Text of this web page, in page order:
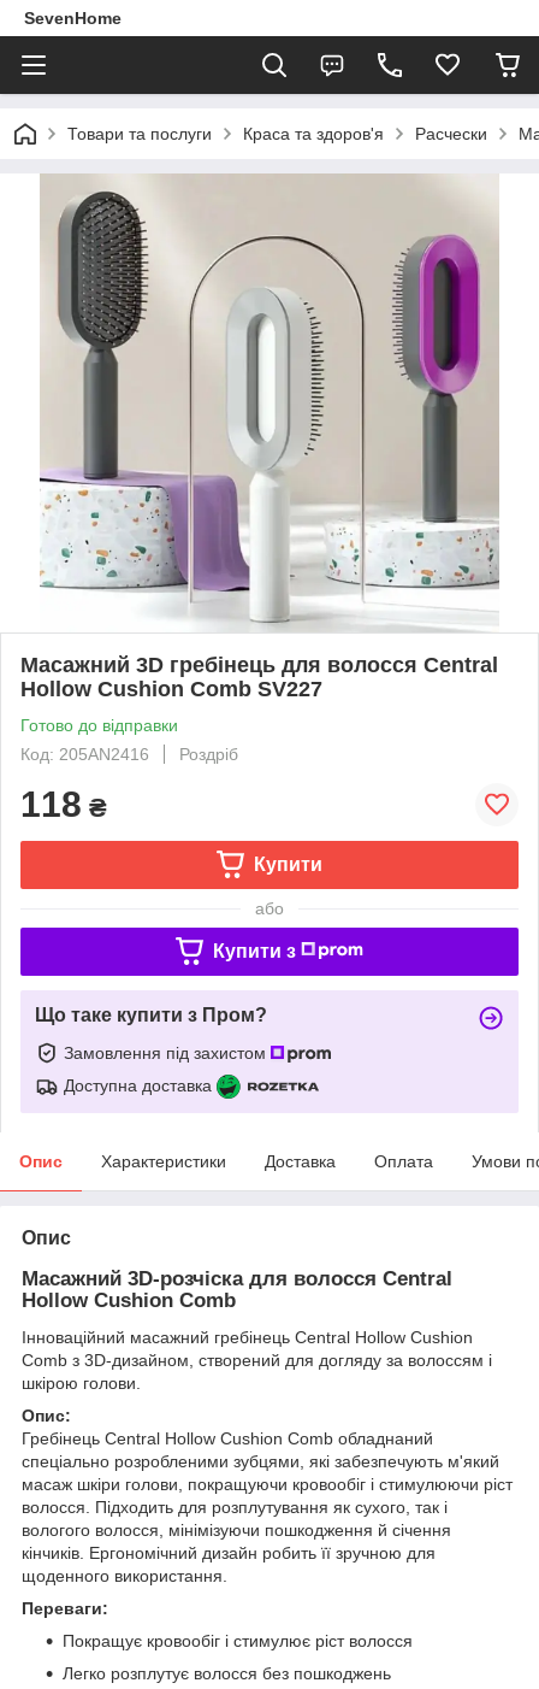
SevenHome
Товари та послуги Краса та здоров'я Расчески
Масажний 3D гребінець для волосся Central
Hollow Cushion Comb SV227
Готово до відправки
Код: 205AN2416
Роздріб
118 ₴
Купити
або
Купити з
Що таке купити з Пром?
Замовлення під захистом
Доступна доставка
Опис Характеристики Доставка Оплата Умови
Опис
Масажний 3D-розчіска для волосся Central
Hollow Cushion Comb
Інноваційний масажний гребінець Central Hollow Cushion
Comb з 3D-дизайном, створений для догляду за волоссям і
шкірою голови.
Опис:
Гребінець Central Hollow Cushion Comb обладнаний
спеціально розробленими зубцями, які забезпечують м'який
масаж шкіри голови, покращуючи кровообіг і стимулюючи ріст
волосся. Підходить для розплутування як сухого, так і
вологого волосся, мінімізуючи пошкодження й січення
кінчиків. Ергономічний дизайн робить її зручною для
щоденного використання.
Переваги:
Покращує кровообіг і стимулює ріст волосся
Легко розплутує волосся без пошкоджень